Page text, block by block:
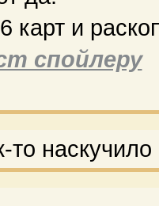
карт и
спойлеру
наскучило